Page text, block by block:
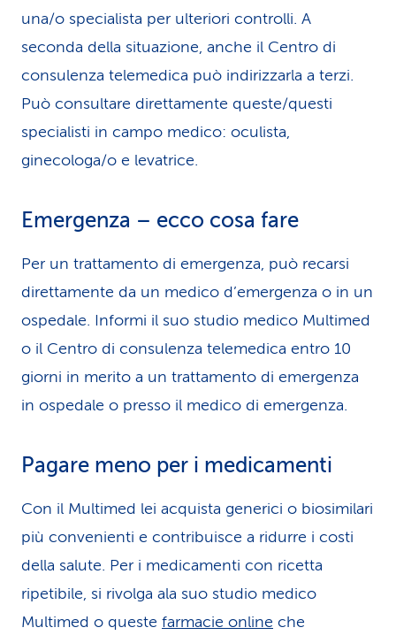
una/o specialista per ulteriori controlli. A
seconda della situazione, anche il Centro di
consulenza telemedica può indirizzarla a terzi.
Può consultare direttamente queste/questi
specialisti in campo medico: oculista,
ginecologa/o e levatrice.
Emergenza – ecco cosa fare
Per un trattamento di emergenza, può recarsi
direttamente da un medico d’emergenza o in un
ospedale. Informi il suo studio medico Multimed
o il Centro di consulenza telemedica entro 10
giorni in merito a un trattamento di emergenza
in ospedale o presso il medico di emergenza.
Pagare meno per i medicamenti
Con il Multimed lei acquista generici o biosimilari
più convenienti e contribuisce a ridurre i costi
della salute. Per i medicamenti con ricetta
ripetibile, si rivolga ala suo studio medico
Multimed o queste farmacie online che